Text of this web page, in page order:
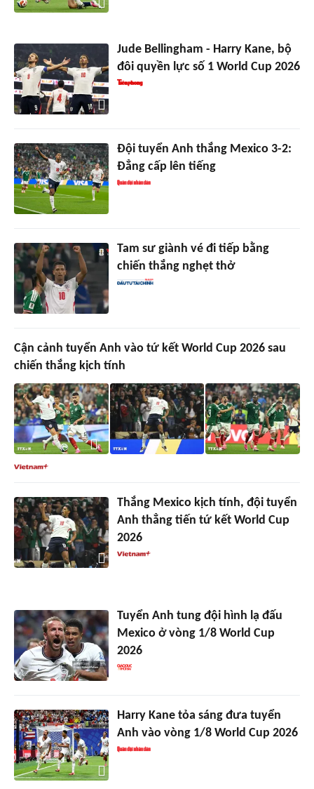
Jude Bellingham - Harry Kane, bộ
đôi quyền lực số 1 World Cup 2026
Đội tuyển Anh thắng Mexico 3-2:
Đẳng cấp lên tiếng
Tam sư giành vé đi tiếp bằng
chiến thắng nghẹt thở
Cận cảnh tuyển Anh vào tứ kết World Cup 2026 sau
chiến thắng kịch tính
Thắng Mexico kịch tính, đội tuyển
Anh thẳng tiến tứ kết World Cup
2026
Tuyển Anh tung đội hình lạ đấu
Mexico ở vòng 1/8 World Cup
2026
Harry Kane tỏa sáng đưa tuyển
Anh vào vòng 1/8 World Cup 2026